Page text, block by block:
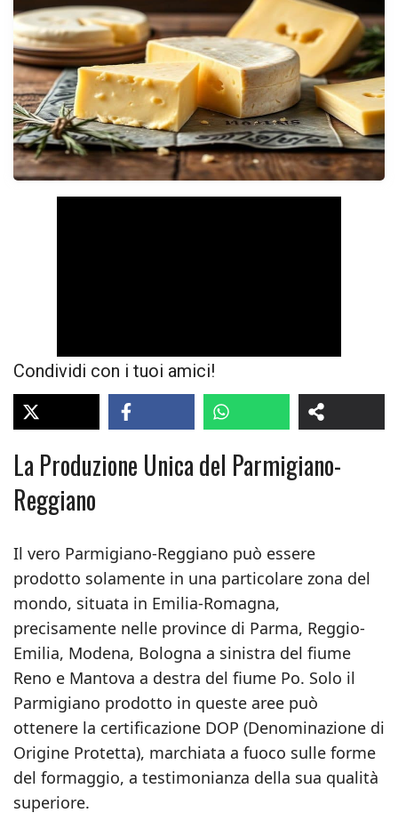
Condividi con i tuoi amici!
La Produzione Unica del Parmigiano-
Reggiano
Il vero Parmigiano-Reggiano può essere
prodotto solamente in una particolare zona del
mondo, situata in Emilia-Romagna,
precisamente nelle province di Parma, Reggio-
Emilia, Modena, Bologna a sinistra del fiume
Reno e Mantova a destra del fiume Po. Solo il
Parmigiano prodotto in queste aree può
ottenere la certificazione DOP (Denominazione di
Origine Protetta), marchiata a fuoco sulle forme
del formaggio, a testimonianza della sua qualità
superiore.